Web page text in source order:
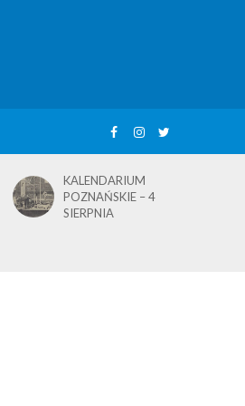
KALENDARIUM
POZNAŃSKIE – 4
SIERPNIA